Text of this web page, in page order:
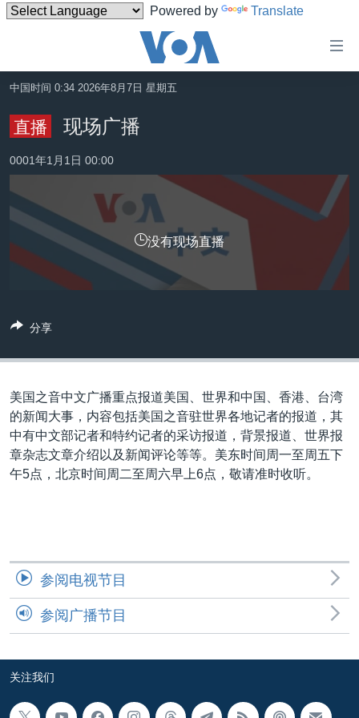
Powered by Translate
碍
链
接
跳
转
到
航
检
索
美国
中国
台湾
港澳
国际
最新国际新闻
中东
欧洲
非洲
美洲
全球议题
分类新闻
人权·法律·宗教
科教·文娱·体健
军事
劳工
环境
热点专题
白宫要闻
国会报道
美中关系
美国建国250周年
埃博拉疫情
台海两岸关系
南中国海争端
关注西藏
GEN Z 看美国
VOA视频
VOA今日焦点
中文广播
关注我们
其他语言网站
中国时间 0:34 2026年8月7日 星期五
直播 现场广播
0001年1月1日 00:00
没有现场直播
分享
美国之音中文广播重点报道美国、世界和中国、香港、台湾
的新闻大事，内容包括美国之音驻世界各地记者的报道，其
中有中文部记者和特约记者的采访报道，背景报道、世界报
章杂志文章介绍以及新闻评论等等。美东时间周一至周五下
午5点，北京时间周二至周六早上6点，敬请准时收听。
参阅电视节目
参阅广播节目
关注我们